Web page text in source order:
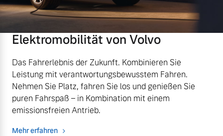
Fahrzeug konfigurieren
Sofort verfügbare Fahrzeuge
Volvo Selekt
Volvo Winter- und
Sommer Kompletträder.
Bitte sprechen Sie uns
direkt an.
Mehr erfahren
Frühjahrscheck
Elektromobilität von Volvo
Das Fahrerlebnis der Zukunft. Kombinieren Sie
Leistung mit verantwortungsbewusstem Fahren.
Nehmen Sie Platz, fahren Sie los und genießen Sie
puren Fahrspaß – in Kombination mit einem
emissionsfreien Antrieb.
Mehr erfahren